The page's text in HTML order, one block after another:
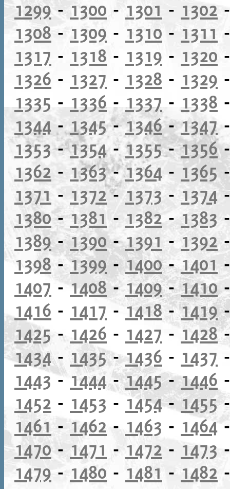
1299- 1300 - 1301 - 1302
1308 - 1309 - 1310 - 1311
1317 - 1318 - 1319 - 1320
1326 - 1327 - 1328 - 1329
1335 - 1336 - 1337 - 1338
1344 - 1345-1346-1347
1353-1354- 1355-1356
1362 - 1363-1364 - 1365
1371 - 1372-1373 -1374
1380-1381 - 1382-1383
1389-1390-1391 -1392
1398 -1399-1400-1401
1407 -1408-1409-1410
1416 - 1417 -1418-1419
1425- 1426 - 1427 - 1428
1434- 1435-1436 - 1437
1443- 1444-1445-1446
1452 - 1453 - 1454-1455
1461 -1462 - 1463 - 1464
1470- 1471 - 1472 - 1473
1479 - 1480 - 1481 - 1482